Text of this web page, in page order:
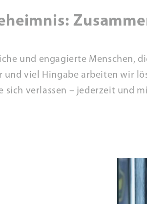
und engagierte Menschen,
viel Hingabe arbeiten wir
sich verlassen – jederzeit und